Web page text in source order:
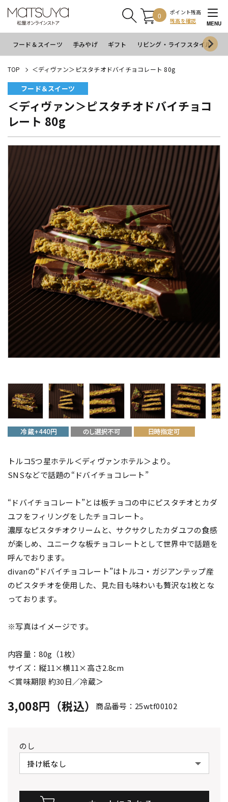
0
ポイント残高
残高を確認
MENU
フード＆スイーツ 手みやげ ギフト リビング・ライフスタイル
TOP ＜ディヴァン＞ピスタチオドバイチョコレート 80g
フード＆スイーツ
＜ディヴァン＞ピスタチオドバイチョコ
レート 80g
トルコ5つ星ホテル＜ディヴァンホテル＞より。
SNSなどで話題の“ドバイチョコレート”
“ドバイチョコレート”とは板チョコの中にピスタチオとカダ
ユフをフィリングをしたチョコレート。
濃厚なピスタチオクリームと、サクサクしたカダユフの食感
が楽しめ、ユニークな板チョコレートとして世界中で話題を
呼んでおります。
divanの“ドバイチョコレート”はトルコ・ガジアンテップ産
のピスタチオを使用した、見た目も味わいも贅沢な1枚とな
っております。
※写真はイメージです。
内容量：80g（1枚）
サイズ：縦11×横11×高さ2.8cm
＜賞味期限 約30日／冷蔵＞
3,008円（税込） 商品番号：25wtf00102
のし